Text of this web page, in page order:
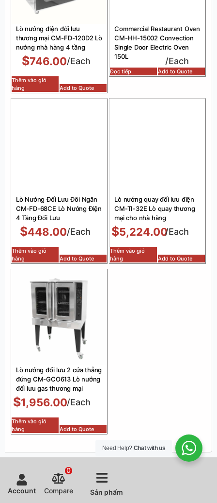
Lò nướng điện đối lưu
thương mại CM-FD-120D2 Lò
nướng nhà hàng 4 tầng
$746.00/Each
Thêm vào giỏ
hàng
Add to Quote
Commercial Restaurant Oven
CM-HH-15002 Convection
Single Door Electric Oven
150L
/Each
Đọc tiếp Add to Quote
Lò Nướng Đối Lưu Đôi Ngăn
CM-FD-68CE Lò Nướng Điện
4 Tầng Đối Lưu
$448.00/Each
Thêm vào giỏ
hàng
Add to Quote
Lò nướng quay đối lưu điện
CM-TI-32E Lò quay thương
mại cho nhà hàng
$5,224.00/Each
Thêm vào giỏ
hàng
Add to Quote
Lò nướng đối lưu 2 cửa thẳng
đứng CM-GCO613 Lò nướng
đối lưu gas thương mại
$1,956.00/Each
Thêm vào giỏ
hàng
Add to Quote
Account Compare
0
Sản phẩm
Need Help? Chat with us